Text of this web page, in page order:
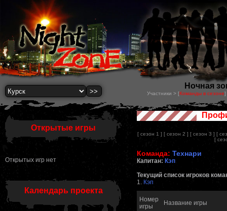
Ночная
Участники > [Команды в сезоне]
Открытые игры
Открытых игр нет
Календарь проекта
[ сезон 1 ] [ сезон 2 ] [ сезон 3 ] [
[
Команда: Технари
Капитан: Кэп
Текущий список игроков
1. Кэп
Номер
игры
Название игры